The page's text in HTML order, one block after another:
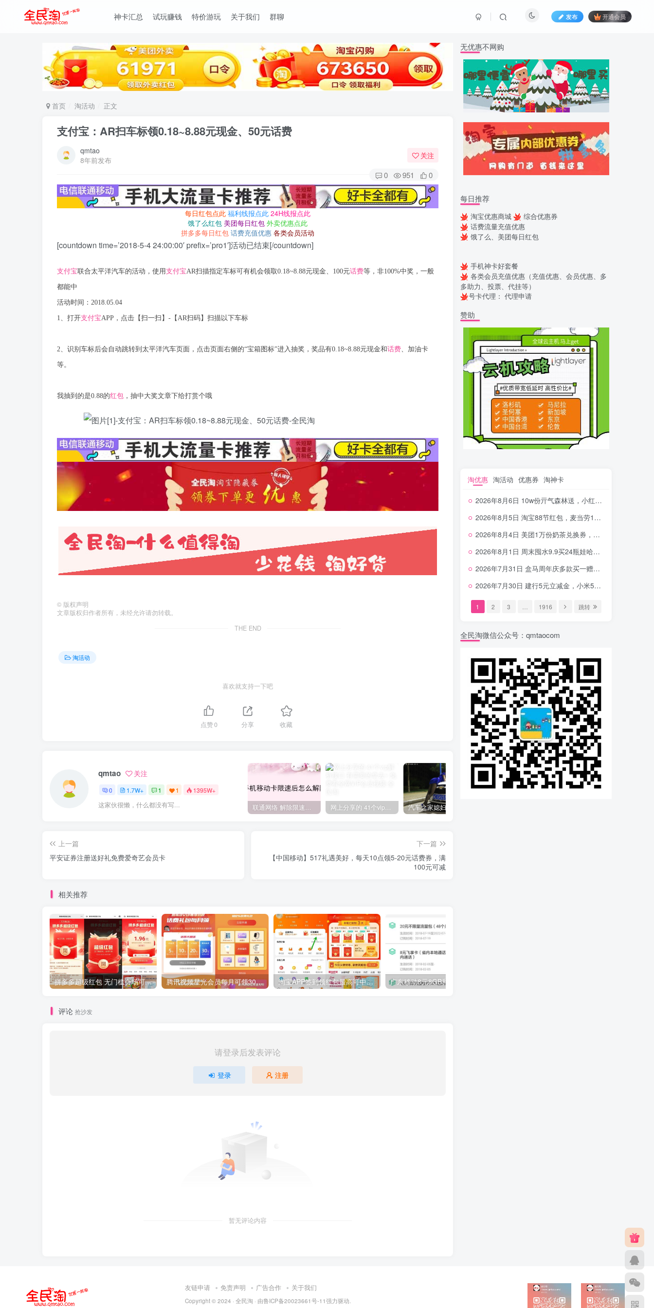
神卡汇总 试玩赚钱 特价游玩 关于我们 群聊 发布 开通会员
首页 淘活动 正文
支付宝：AR扫车标领0.18~8.88元现金、50元话费
qmtao
8年前发布
关注
0 951 0
每日红包点此 福利线报点此 24H线报点此
饿了么红包 美团每日红包 外卖优惠点此
拼多多每日红包 话费充值优惠 各类会员活动
[countdown time=’2018-5-4 24:00:00′ prefix=’pro1′]活动已结束[/countdown]
支付宝联合太平洋汽车的活动，使用支付宝AR扫描指定车标可有机会领取0.18~8.88元现金、100元话费等，非100%中奖，一般
都能中
活动时间：2018.05.04
1、打开支付宝APP，点击【扫一扫】-【AR扫码】扫描以下车标
2、识别车标后会自动跳转到太平洋汽车页面，点击页面右侧的“宝箱图标”进入抽奖，奖品有0.18~8.88元现金和话费、加油卡
等。
我抽到的是0.88的红包 ，抽中大奖文章下给打赏个哦
© 版权声明
文章版权归作者所有，未经允许请勿转载。
THE END
淘活动
喜欢就支持一下吧
点赞0 分享 收藏
qmtao 关注
0 1.7W+ 1 1 1395W+
这家伙很懒，什么都没有写... 联通网络 解除限速方法参考！畅享、畅玩、老白干等及其它地区自测了 网上分享的 41个vip解析接口 有需要的拿去~ 免费看全网VIP会员视频
上一篇
平安证券注册送好礼免费爱奇艺会员卡
下一篇
【中国移动】517礼遇美好，每天10点领5-20元话费券，满
100元可减
相关推荐
拼多多超级红包 无门槛会场可用 天天可领 最高88.88元 腾讯视频星光会员每月可领30元话费 V7会员降权每月限量 淘宝APP签到领红包最高可中88元淘宝红包
评论 抢沙发
请登录后发表评论
登录 注册
暂无评论内容
无优惠不网购
每日推荐
淘宝优惠商城
综合优惠券
话费流量充值优惠
饿了么、美团每日红包
手机神卡好套餐
各类会员充值优惠（充值优惠、会员优惠、多
多助力、投票、代挂等）
号卡代理： 代理申请
赞助
淘优惠 淘活动 优惠券 淘神卡
2026年8月6日 10w份亓气森林送，小红书12元无门槛，中行电费30-10，0元柠檬水+0撸汉堡等
2026年8月5日 淘宝88节红包，麦当劳150万份柠檬水，三万份瑞幸免单，霸王9万份0.01券等
2026年8月4日 美团1万份奶茶兑换券，农行5E卡，中行支付超给利，美团领18个冰激凌，小米每天领2-6元等等
2026年8月1日 周末囤水9.9买24瓶娃哈哈，建行100元京东券，移动5元话费，麦当劳甜筒，交行立减金等
2026年7月31日 盒马周年庆多款买一赠一，饿了么拆红包，建行30立减金，农行领10元刷卡金等
2026年7月30日 建行5元立减金，小米5元，抢2500份爷爷不泡茶，闪购20-20，3元吃瑞幸咖啡等
1 2 3 1916 跳转
全民淘微信公众号：qmtaocom
友链申请 免责声明 广告合作 关于我们
Copyright © 2024 · 全民淘 · 由鲁ICP备20023661号-11强力驱动.